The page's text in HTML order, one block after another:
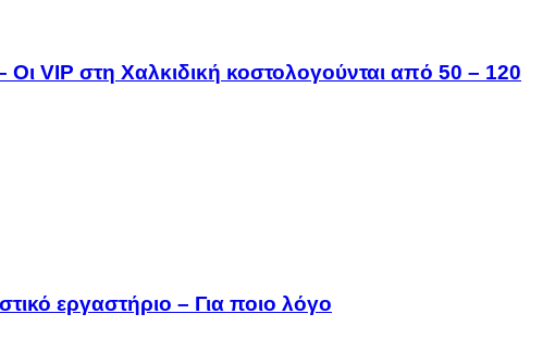
Οι VIP στη Χαλκιδική κοστολογούνται από 50 – 120
εργαστήριο – Για ποιο λόγο